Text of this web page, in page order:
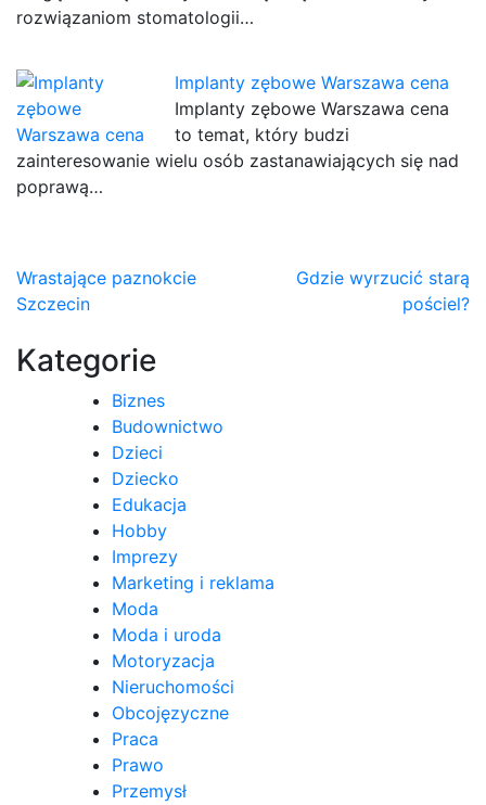
rozwiązaniom stomatologii…
Implanty zębowe Warszawa cena
Implanty zębowe Warszawa cena
to temat, który budzi
zainteresowanie wielu osób zastanawiających się nad
poprawą…
Nawigacja
wpisu
Wrastające paznokcie
Szczecin
Gdzie wyrzucić starą
pościel?
Kategorie
Biznes
Budownictwo
Dzieci
Dziecko
Edukacja
Hobby
Imprezy
Marketing i reklama
Moda
Moda i uroda
Motoryzacja
Nieruchomości
Obcojęzyczne
Praca
Prawo
Przemysł